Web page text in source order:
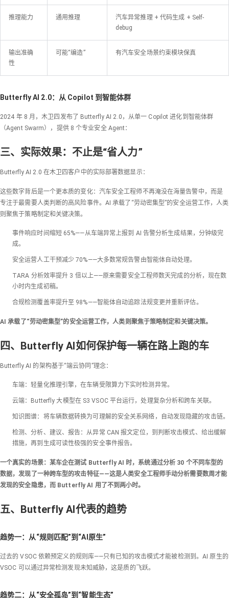
推理能力 通用推理
汽车异常推理 + 代码生成 + Self-
debug
输出准确
性
可能“编造” 有汽车安全场景约束模块保真
Butterfly AI 2.0：从 Copilot 到智能体群
2024 年 8 月，木卫四发布了 Butterfly AI 2.0，从单一 Copilot 进化到智能体群
（Agent Swarm），提供 8 个专业安全 Agent：
三、实际效果：不止是“省人力”
Butterfly AI 2.0 在木卫四客户中的实际部署数据显示：
这些数字背后是一个更本质的变化：汽车安全工程师不再淹没在海量告警中，而是
专注于最需要人类判断的高风险事件。AI 承载了“劳动密集型”的安全运营工作，人类
则聚焦于策略制定和关键决策。
事件响应时间缩短 65%——从车端异常上报到 AI 告警分析生成结果，分钟级完
成。
安全运营人工干预减少 70%——大多数常规告警由智能体自动处理。
TARA 分析效率提升 3 倍以上——原来需要安全工程师数天完成的分析，现在数
小时内生成初稿。
合规检测覆盖率提升至 98%——智能体自动追踪法规变更并重新评估。
AI 承载了“劳动密集型”的安全运营工作，人类则聚焦于策略制定和关键决策。
四、Butterfly AI如何保护每一辆在路上跑的车
Butterfly AI 的架构基于“端云协同”理念：
车端：轻量化推理引擎，在车辆受限算力下实时检测异常。
云端：Butterfly 大模型在 S3 VSOC 平台运行，处理复杂分析和跨车关联。
知识图谱：将车辆数据转换为可理解的安全关系网络，自动发现隐藏的攻击链。
检测、分析、建议、报告：从异常 CAN 报文定位，到判断攻击模式、给出缓解
措施，再到生成可读性极强的安全事件报告。
一个真实的场景：某车企在测试 Butterfly AI 时，系统通过分析 30 个不同车型的
数据，发现了一种跨车型的攻击特征——这是人类安全工程师手动分析需要数周才能
发现的安全隐患，而 Butterfly AI 用了不到两小时。
五、Butterfly AI代表的趋势
趋势一：从“规则匹配”到“AI原生”
过去的 VSOC 依赖预定义的规则库——只有已知的攻击模式才能被检测到。AI 原生的
VSOC 可以通过异常检测发现未知威胁，这是质的飞跃。
趋势二：从“安全孤岛”到“智能生态”